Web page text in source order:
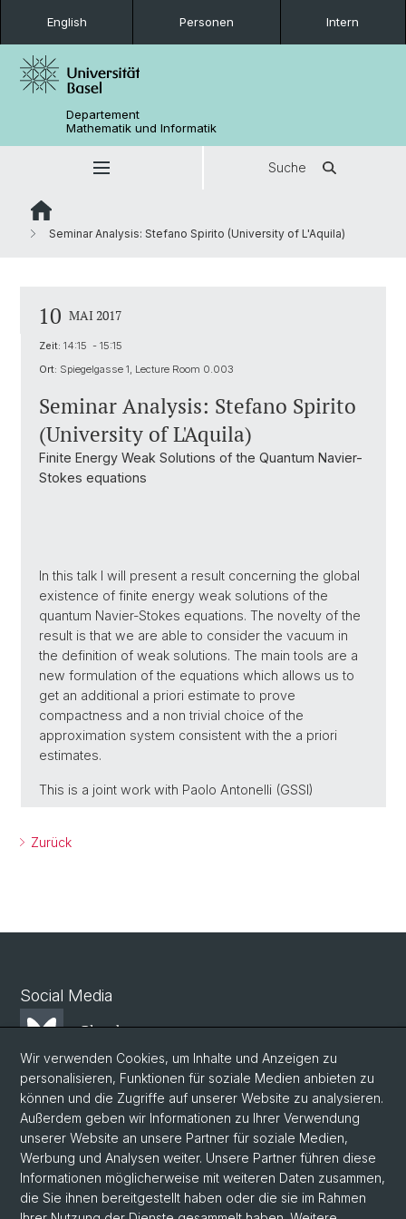
English Personen Intern
Departement
Mathematik und Informatik
Suche
Seminar Analysis: Stefano Spirito (University of L'Aquila)
10 MAI 2017
Zeit: 14:15 - 15:15
Ort: Spiegelgasse 1, Lecture Room 0.003
Seminar Analysis: Stefano Spirito
(University of L'Aquila)
Finite Energy Weak Solutions of the Quantum Navier-
Stokes equations
In this talk I will present a result concerning the global
existence of finite energy weak solutions of the
quantum Navier-Stokes equations. The novelty of the
result is that we are able to consider the vacuum in
the definition of weak solutions. The main tools are a
new formulation of the equations which allows us to
get an additional a priori estimate to prove
compactness and a non trivial choice of the
approximation system consistent with the a priori
estimates.
This is a joint work with Paolo Antonelli (GSSI)
Zurück
Social Media
Bluesky
Mastodon
LinkedIn
Instagram
Wir verwenden Cookies, um Inhalte und Anzeigen zu
personalisieren, Funktionen für soziale Medien anbieten zu
können und die Zugriffe auf unserer Website zu analysieren.
Außerdem geben wir Informationen zu Ihrer Verwendung
unserer Website an unsere Partner für soziale Medien,
Werbung und Analysen weiter. Unsere Partner führen diese
Informationen möglicherweise mit weiteren Daten zusammen,
die Sie ihnen bereitgestellt haben oder die sie im Rahmen